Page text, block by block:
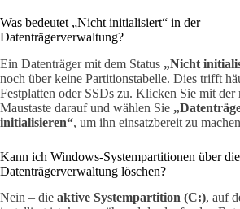
Was bedeutet „Nicht initialisiert“ in der
Datenträgerverwaltung?
Ein Datenträger mit dem Status „Nicht
noch über keine Partitionstabelle. Dies trifft
Festplatten oder SSDs zu. Klicken Sie mit der
Maustaste darauf und wählen Sie
initialisieren“, um ihn einsatzbereit zu
Kann ich Windows-Systempartitionen über die
Datenträgerverwaltung löschen?
Nein – die aktive Systempartition (C:), auf